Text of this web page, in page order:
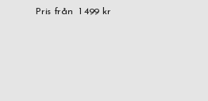
Pris från 1 499 kr